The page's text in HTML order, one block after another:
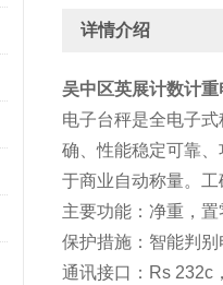
详情介绍
吴中区英展计数计重
电子台秤是全电子
确、性能稳定可靠
于商业自动称量。
主要功能：净重，
保护措施：智能判
通讯接口：Rs 232c